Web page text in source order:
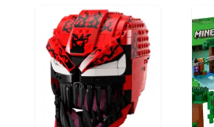
r
e
z
z
o
o
e
z
z
o